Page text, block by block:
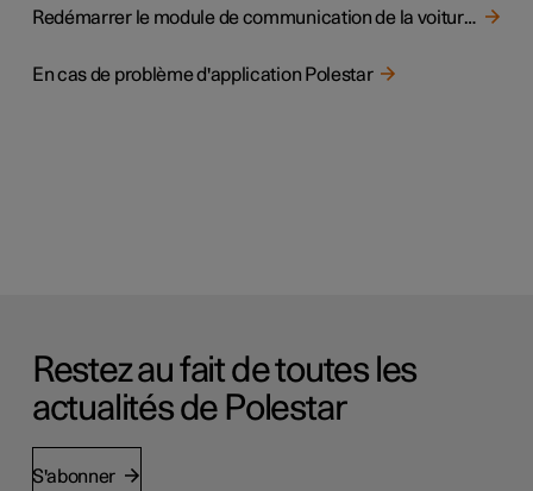
Redémarrer le module de communication de la voiture (TCAM)
En cas de problème d'application Polestar
Restez au fait de toutes les
actualités de Polestar
S'abonner